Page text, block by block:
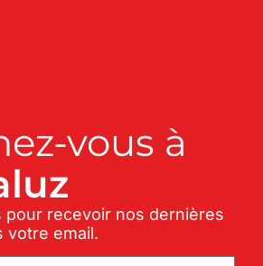
vous à
pour recevoir nos dernières
votre email.